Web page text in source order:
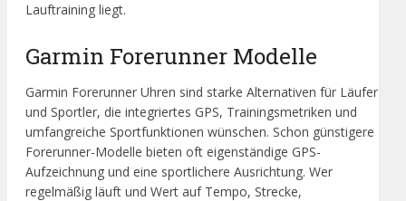
Lauftraining liegt.
Garmin Forerunner Modelle
Garmin Forerunner Uhren sind starke Alternativen für Läufer
und Sportler, die integriertes GPS, Trainingsmetriken und
umfangreiche Sportfunktionen wünschen. Schon günstigere
Forerunner-Modelle bieten oft eigenständige GPS-
Aufzeichnung und eine sportlichere Ausrichtung. Wer
regelmäßig läuft und Wert auf Tempo, Strecke,